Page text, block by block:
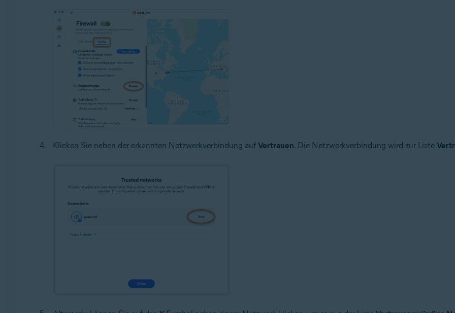
Klicken Sie neben der erkannten Netzwerkverbindung auf Vertrauen. Die Netzwerkverbindung wird zur Liste